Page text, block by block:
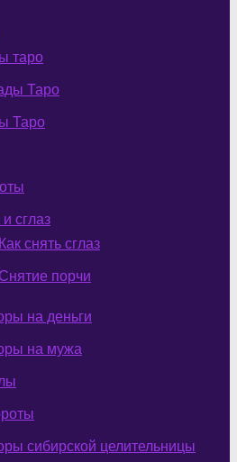
таро
Таро
Таро
сглаз
Как снять сглаз
Снятие порчи
на деньги
на мужа
сибирской целительницы